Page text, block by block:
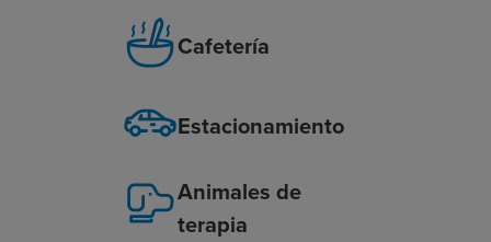
Cafetería
Estacionamiento
Animales de
terapia